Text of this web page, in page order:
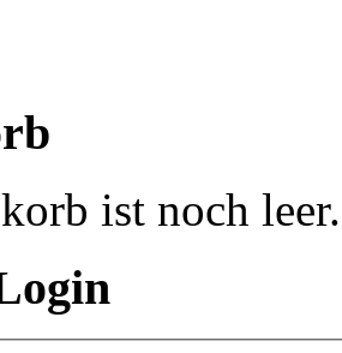
ist noch leer.